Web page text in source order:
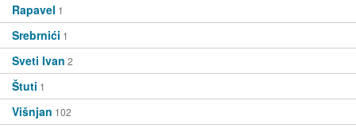
Rapavel 1
Srebrnići 1
Sveti Ivan 2
Štuti 1
Višnjan 102